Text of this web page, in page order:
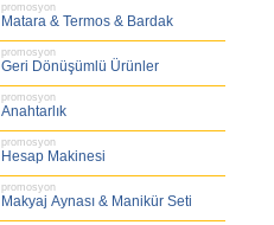
promosyon
Matara & Termos & Bardak
promosyon
Geri Dönüşümlü Ürünler
promosyon
Anahtarlık
promosyon
Hesap Makinesi
promosyon
Makyaj Aynası & Manikür Seti